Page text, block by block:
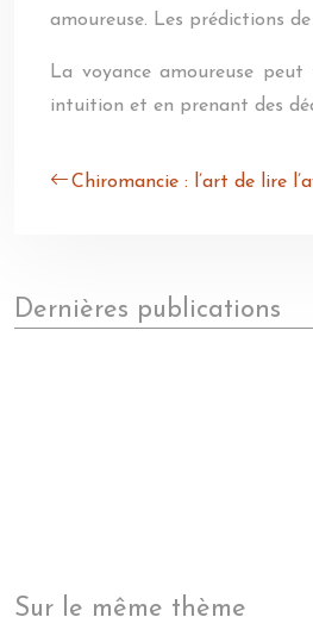
amoureuse. Les prédictions
La voyance amoureuse
intuition et en prenant des
Chiromancie : l’art de lire
Dernières publications
Sur le même thème